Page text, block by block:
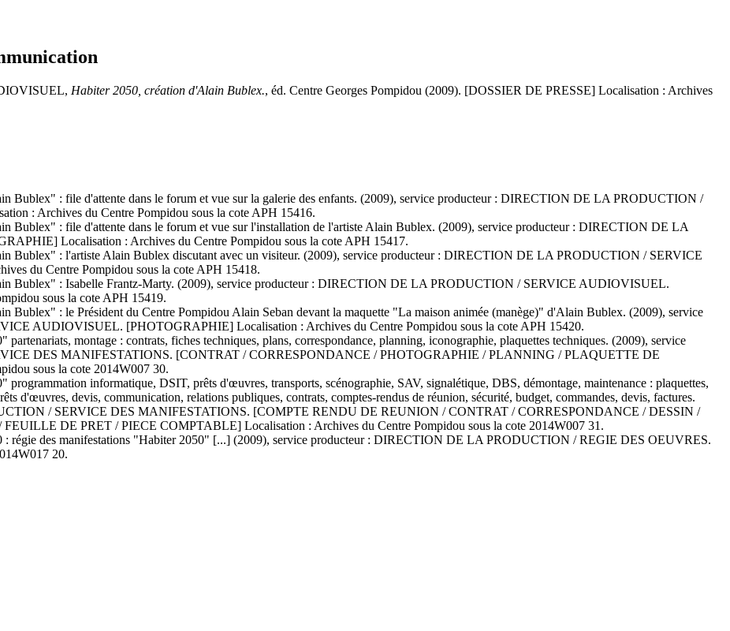
Habiter 2050, création d'Alain Bublex., éd. Centre Georges Pompidou (2009). [DOSSIER DE PRESSE] Localisation : Archives
Bublex" : file d'attente dans le forum et vue sur la galerie des enfants. (2009), service producteur : DIRECTION DE LA PRODUCTION /
: Archives du Centre Pompidou sous la cote APH 15416.
Bublex" : file d'attente dans le forum et vue sur l'installation de l'artiste Alain Bublex. (2009), service producteur : DIRECTION DE LA
Localisation : Archives du Centre Pompidou sous la cote APH 15417.
Bublex" : l'artiste Alain Bublex discutant avec un visiteur. (2009), service producteur : DIRECTION DE LA PRODUCTION / SERVICE
du Centre Pompidou sous la cote APH 15418.
Bublex" : Isabelle Frantz-Marty. (2009), service producteur : DIRECTION DE LA PRODUCTION / SERVICE AUDIOVISUEL.
sous la cote APH 15419.
Bublex" : le Président du Centre Pompidou Alain Seban devant la maquette "La maison animée (manège)" d'Alain Bublex. (2009), service
AUDIOVISUEL. [PHOTOGRAPHIE] Localisation : Archives du Centre Pompidou sous la cote APH 15420.
montage : contrats, fiches techniques, plans, correspondance, planning, iconographie, plaquettes techniques. (2009), service
DES MANIFESTATIONS. [CONTRAT / CORRESPONDANCE / PHOTOGRAPHIE / PLANNING / PLAQUETTE DE
sous la cote 2014W007 30.
informatique, DSIT, prêts d'œuvres, transports, scénographie, SAV, signalétique, DBS, démontage, maintenance : plaquettes,
d'œuvres, devis, communication, relations publiques, contrats, comptes-rendus de réunion, sécurité, budget, commandes, devis, factures.
/ SERVICE DES MANIFESTATIONS. [COMPTE RENDU DE REUNION / CONTRAT / CORRESPONDANCE / DESSIN /
DE PRET / PIECE COMPTABLE] Localisation : Archives du Centre Pompidou sous la cote 2014W007 31.
: régie des manifestations "Habiter 2050" [...] (2009), service producteur : DIRECTION DE LA PRODUCTION / REGIE DES OEUVRES.
20.